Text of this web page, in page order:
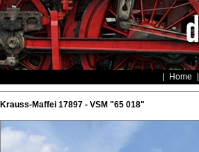
Home
Krauss-Maffei 17897 - VSM "65 018"